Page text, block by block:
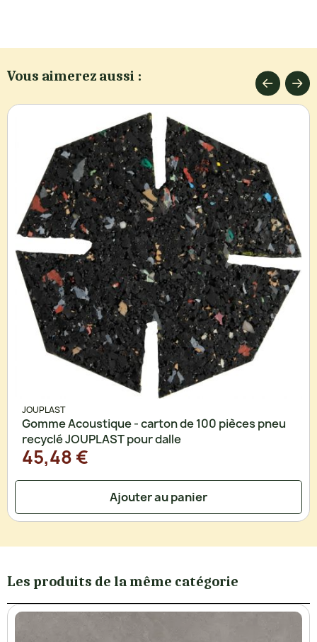
Vous aimerez aussi :
JOUPLAST
Gomme Acoustique - carton de 100 pièces pneu
recyclé JOUPLAST pour dalle
45,48 €
Ajouter au panier
Les produits de la même catégorie